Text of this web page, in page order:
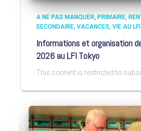
A NE PAS MANQUER PRIMAIRE
SECONDAIRE VACANCES VIE AU
Informations et organisation
2026 au LFI Tokyo
This content is restricted to